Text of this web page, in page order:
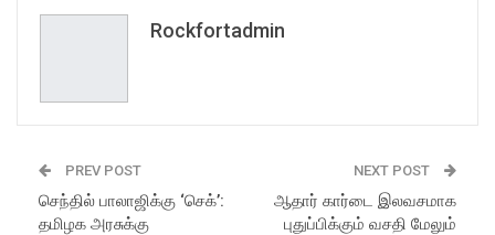
Rockfortadmin
PREV POST
செந்தில் பாலாஜிக்கு ‘செக்’:
தமிழக அரசுக்கு
NEXT POST
ஆதார் கார்டை இலவசமாக
புதுப்பிக்கும் வசதி மேலும்